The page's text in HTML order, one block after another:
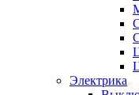
Электрика